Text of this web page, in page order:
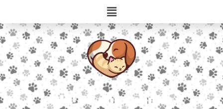
Olá! Eu sou Julinho